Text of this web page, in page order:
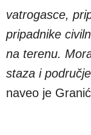
vatrogasce,
pripadnike
na terenu.
staza i
naveo je